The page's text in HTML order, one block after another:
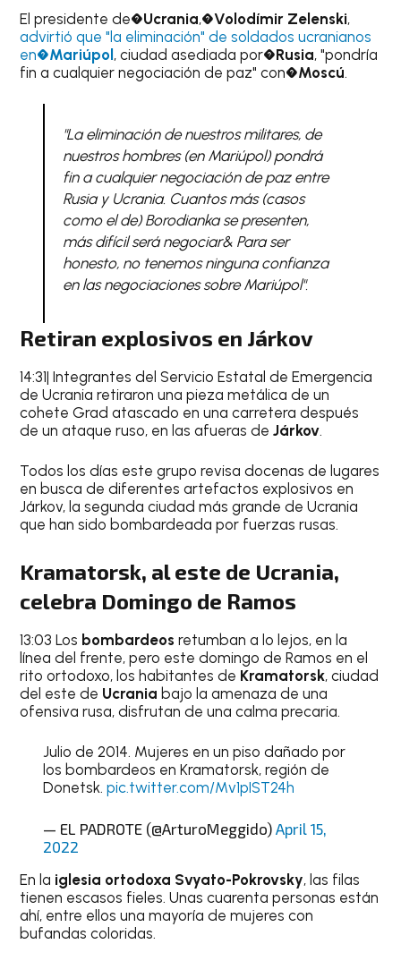
El presidente de�Ucrania,�Volodímir Zelenski,
advirtió que "la eliminación" de soldados ucranianos
en�Mariúpol, ciudad asediada por�Rusia, "pondría
fin a cualquier negociación de paz" con�Moscú.
"La eliminación de nuestros militares, de
nuestros hombres (en Mariúpol) pondrá
fin a cualquier negociación de paz entre
Rusia y Ucrania. Cuantos más (casos
como el de) Borodianka se presenten,
más difícil será negociar& Para ser
honesto, no tenemos ninguna confianza
en las negociaciones sobre Mariúpol".
Retiran explosivos en Járkov
14:31| Integrantes del Servicio Estatal de Emergencia
de Ucrania retiraron una pieza metálica de un
cohete Grad atascado en una carretera después
de un ataque ruso, en las afueras deJárkov.
Todos los días este grupo revisa docenas de lugares
en busca de diferentes artefactos explosivos en
Járkov, la segunda ciudad más grande de Ucrania
que han sido bombardeada por fuerzas rusas.
Kramatorsk, al este de Ucrania,
celebra Domingo de Ramos
13:03 Los bombardeosretumban a lo lejos, en la
línea del frente, pero este domingo de Ramos en el
rito ortodoxo, los habitantes de Kramatorsk, ciudad
del este de Ucrania bajo la amenaza de una
ofensiva rusa, disfrutan de una calma precaria.
Julio de 2014. Mujeres en un piso dañado por
los bombardeos en Kramatorsk, región de
Donetsk. pic.twitter.com/Mv1pIST24h
— EL PADROTE (@ArturoMeggido) April 15,
2022
En la iglesia ortodoxa Svyato-Pokrovsky, las filas
tienen escasos fieles. Unas cuarenta personas están
ahí, entre ellos una mayoría de mujeres con
bufandas coloridas.